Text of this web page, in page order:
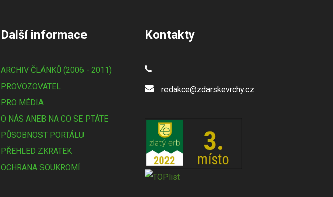
Další informace
ARCHIV ČLÁNKŮ (2006 - 2011)
PROVOZOVATEL
PRO MÉDIA
O NÁS ANEB NA CO SE PTÁTE
PŮSOBNOST PORTÁLU
PŘEHLED ZKRATEK
OCHRANA SOUKROMÍ
Kontakty
redakce@zdarskevrchy.cz